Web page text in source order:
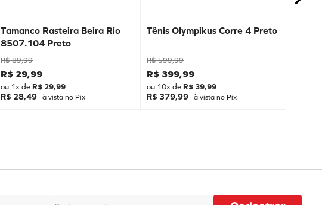
Tamanco Rasteira Beira Rio
8507.104 Preto
R$ 89,99
R$ 29,99
ou 1x de R$ 29,99
R$ 28,49 à vista no Pix
Tênis Olympikus Corre 4 Preto
R$ 599,99
R$ 399,99
ou 10x de R$ 39,99
R$ 379,99 à vista no Pix